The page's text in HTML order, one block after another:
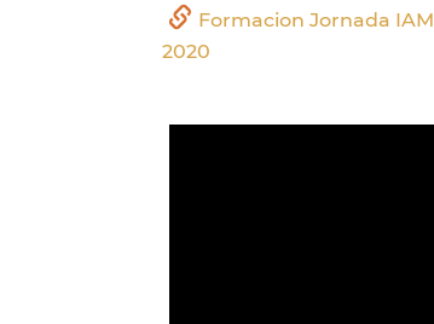
Formacion Jornada IAM
2020